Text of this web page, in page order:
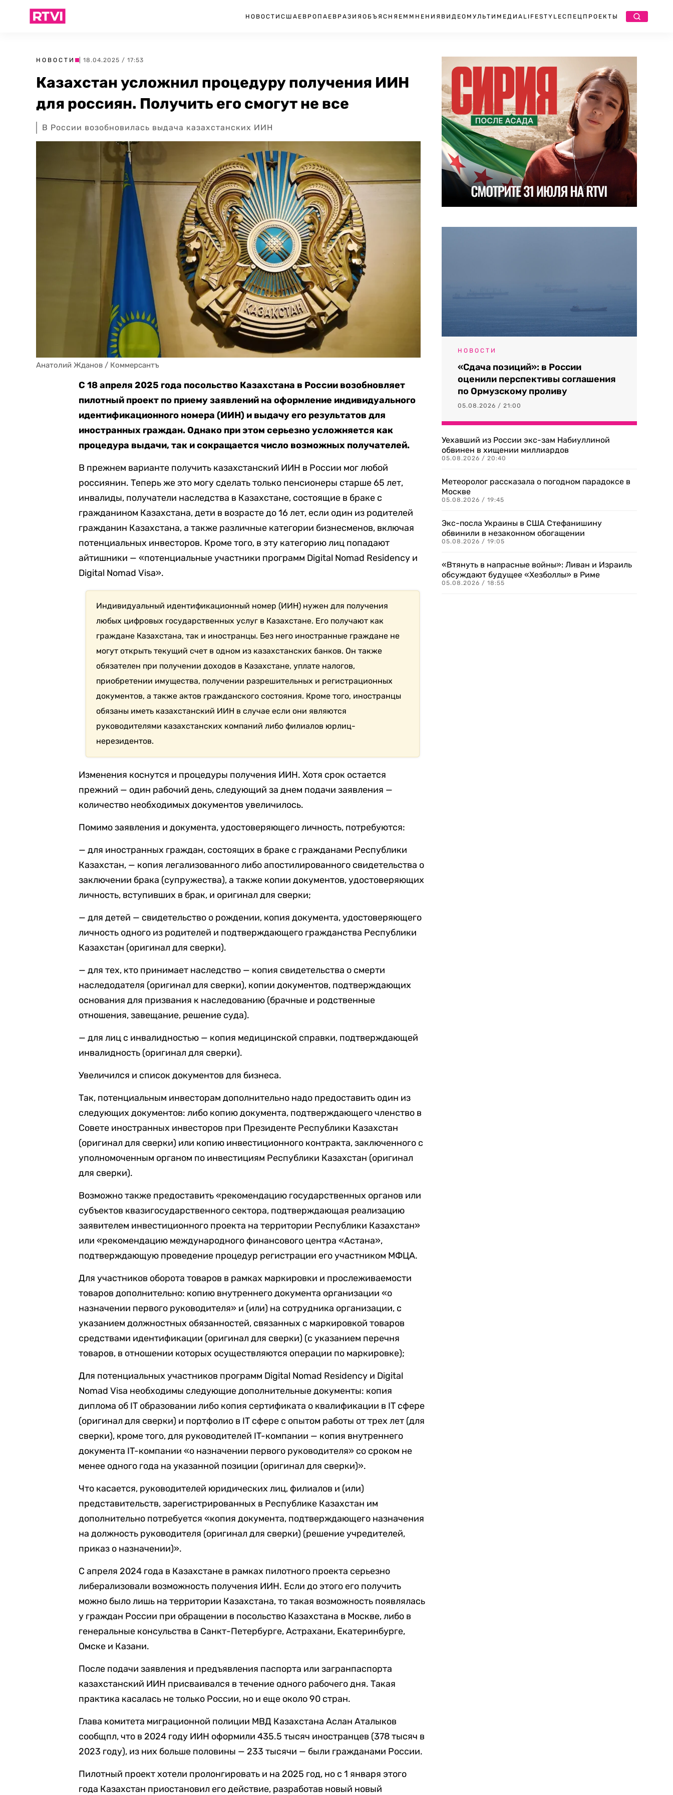
НОВОСТИ США ЕВРОПА ЕВРАЗИЯ ОБЪЯСНЯЕМ МНЕНИЯ ВИДЕО МУЛЬТИМЕДИА LIFESTYLEСПЕЦПРОЕКТЫ
НОВОСТИ | 18.04.2025 / 17:53
Казахстан усложнил процедуру получения ИИН
для россиян. Получить его смогут не все
В России возобновилась выдача казахстанских ИИН
Анатолий Жданов / Коммерсантъ
С 18 апреля 2025 года посольство Казахстана в России возобновляет
пилотный проект по приему заявлений на оформление индивидуального
идентификационного номера (ИИН) и выдачу его результатов для
иностранных граждан. Однако при этом серьезно усложняется как
процедура выдачи, так и сокращается число возможных получателей.
В прежнем варианте получить казахстанский ИИН в России мог любой
россиянин. Теперь же это могу сделать только пенсионеры старше 65 лет,
инвалиды, получатели наследства в Казахстане, состоящие в браке с
гражданином Казахстана, дети в возрасте до 16 лет, если один из родителей
гражданин Казахстана, а также различные категории бизнесменов, включая
потенциальных инвесторов. Кроме того, в эту категорию лиц попадают
айтишники — «потенциальные участники программ Digital Nomad Residency и
Digital Nomad Visa».
Индивидуальный идентификационный номер (ИИН) нужен для получения
любых цифровых государственных услуг в Казахстане. Его получают как
граждане Казахстана, так и иностранцы. Без него иностранные граждане не
могут открыть текущий счет в одном из казахстанских банков. Он также
обязателен при получении доходов в Казахстане, уплате налогов,
приобретении имущества, получении разрешительных и регистрационных
документов, а также актов гражданского состояния. Кроме того, иностранцы
обязаны иметь казахстанский ИИН в случае если они являются
руководителями казахстанских компаний либо филиалов юрлиц-
нерезидентов.
Изменения коснутся и процедуры получения ИИН. Хотя срок остается
прежний — один рабочий день, следующий за днем подачи заявления —
количество необходимых документов увеличилось.
Помимо заявления и документа, удостоверяющего личность, потребуются:
— для иностранных граждан, состоящих в браке с гражданами Республики
Казахстан, — копия легализованного либо апостилированного свидетельства о
заключении брака (супружества), а также копии документов, удостоверяющих
личность, вступивших в брак, и оригинал для сверки;
— для детей — свидетельство о рождении, копия документа, удостоверяющего
личность одного из родителей и подтверждающего гражданства Республики
Казахстан (оригинал для сверки).
— для тех, кто принимает наследство — копия свидетельства о смерти
наследодателя (оригинал для сверки), копии документов, подтверждающих
основания для призвания к наследованию (брачные и родственные
отношения, завещание, решение суда).
— для лиц с инвалидностью — копия медицинской справки, подтверждающей
инвалидность (оригинал для сверки).
Увеличился и список документов для бизнеса.
Так, потенциальным инвесторам дополнительно надо предоставить один из
следующих документов: либо копию документа, подтверждающего членство в
Совете иностранных инвесторов при Президенте Республики Казахстан
(оригинал для сверки) или копию инвестиционного контракта, заключенного с
уполномоченным органом по инвестициям Республики Казахстан (оригинал
для сверки).
Возможно также предоставить «рекомендацию государственных органов или
субъектов квазигосударственного сектора, подтверждающая реализацию
заявителем инвестиционного проекта на территории Республики Казахстан»
или «рекомендацию международного финансового центра «Астана»,
подтверждающую проведение процедур регистрации его участником МФЦА.
Для участников оборота товаров в рамках маркировки и прослеживаемости
товаров дополнительно: копию внутреннего документа организации «о
назначении первого руководителя» и (или) на сотрудника организации, с
указанием должностных обязанностей, связанных с маркировкой товаров
средствами идентификации (оригинал для сверки) (с указанием перечня
товаров, в отношении которых осуществляются операции по маркировке);
Для потенциальных участников программ Digital Nomad Residency и Digital
Nomad Visa необходимы следующие дополнительные документы: копия
диплома об IT образовании либо копия сертификата о квалификации в IT сфере
(оригинал для сверки) и портфолио в IT сфере с опытом работы от трех лет (для
сверки), кроме того, для руководителей IT-компании — копия внутреннего
документа IT-компании «о назначении первого руководителя» со сроком не
менее одного года на указанной позиции (оригинал для сверки)».
Что касается, руководителей юридических лиц, филиалов и (или)
представительств, зарегистрированных в Республике Казахстан им
дополнительно потребуется «копия документа, подтверждающего назначения
на должность руководителя (оригинал для сверки) (решение учредителей,
приказ о назначении)».
С апреля 2024 года в Казахстане в рамках пилотного проекта серьезно
либерализовали возможность получения ИИН. Если до этого его получить
можно было лишь на территории Казахстана, то такая возможность появлялась
у граждан России при обращении в посольство Казахстана в Москве, либо в
генеральные консульства в Санкт-Петербурге, Астрахани, Екатеринбурге,
Омске и Казани.
После подачи заявления и предъявления паспорта или загранпаспорта
казахстанский ИИН присваивался в течение одного рабочего дня. Такая
практика касалась не только России, но и еще около 90 стран.
Глава комитета миграционной полиции МВД Казахстана Аслан Аталыков
сообщпл, что в 2024 году ИИН оформили 435.5 тысяч иностранцев (378 тысяч в
2023 году), из них больше половины — 233 тысячи — были гражданами России.
Пилотный проект хотели пролонгировать и на 2025 год, но с 1 января этого
года Казахстан приостановил его действие, разработав новый новый
НОВОСТИ
«Сдача позиций»: в России
оценили перспективы соглашения
по Ормузскому проливу
05.08.2026 / 21:00
Уехавший из России экс-зам Набиуллиной
обвинен в хищении миллиардов
05.08.2026 / 20:40
Метеоролог рассказала о погодном парадоксе в
Москве
05.08.2026 / 19:45
Экс-посла Украины в США Стефанишину
обвинили в незаконном обогащении
05.08.2026 / 19:05
«Втянуть в напрасные войны»: Ливан и Израиль
обсуждают будущее «Хезболлы» в Риме
05.08.2026 / 18:55